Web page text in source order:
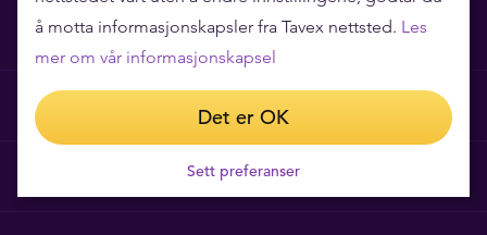
Tavex Privacy and Cookies Policy
Vilkår for bruk
å motta informasjonskapsler fra Tavex nettsted. Les
mer om vår informasjonskapsel
Det er OK
Sett preferanser